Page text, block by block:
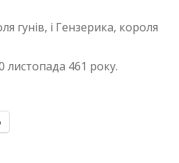
гунів, і Гензерика, короля
461 року.